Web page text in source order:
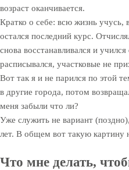
возраст оканчивается.
Кратко о себе: всю жизнь учусь,
остался последний курс.
снова восстанавливался и
расписывался, участковые не
Вот так я и не парился по этой
в другие города, потом
меня забыли что ли?
Уже служить не вариант
лет. В общем вот такую картину
Что мне делать,